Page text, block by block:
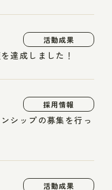
活動成果
達成しました！
採用情報
シップの募集を行っ
活動成果